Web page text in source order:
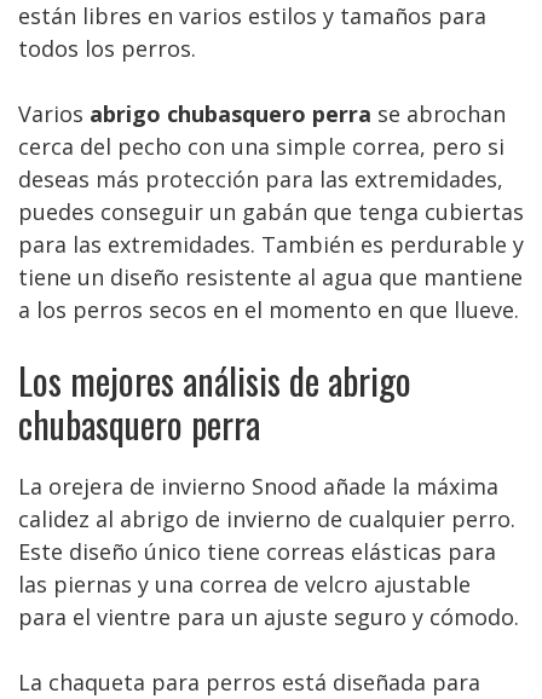
están libres en varios estilos y tamaños para
todos los perros.
Varios abrigo chubasquero perra se abrochan
cerca del pecho con una simple correa, pero si
deseas más protección para las extremidades,
puedes conseguir un gabán que tenga cubiertas
para las extremidades. También es perdurable y
tiene un diseño resistente al agua que mantiene
a los perros secos en el momento en que llueve.
Los mejores análisis de abrigo
chubasquero perra
La orejera de invierno Snood añade la máxima
calidez al abrigo de invierno de cualquier perro.
Este diseño único tiene correas elásticas para
las piernas y una correa de velcro ajustable
para el vientre para un ajuste seguro y cómodo.
La chaqueta para perros está diseñada para